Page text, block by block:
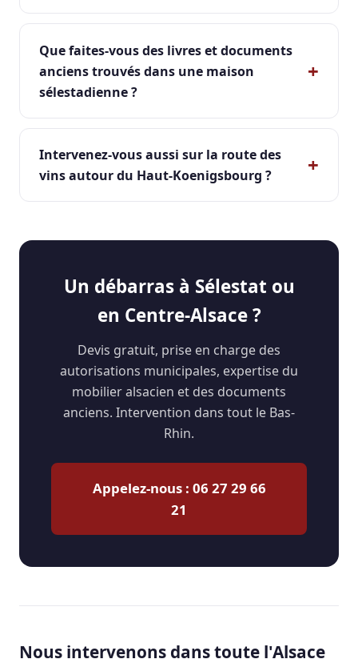
Que faites-vous des livres et documents
anciens trouvés dans une maison
sélestadienne ?
Intervenez-vous aussi sur la route des
vins autour du Haut-Koenigsbourg ?
Un débarras à Sélestat ou
en Centre-Alsace ?
Devis gratuit, prise en charge des
autorisations municipales, expertise du
mobilier alsacien et des documents
anciens. Intervention dans tout le Bas-
Rhin.
Appelez-nous : 06 27 29 66
21
Nous intervenons dans toute l'Alsace